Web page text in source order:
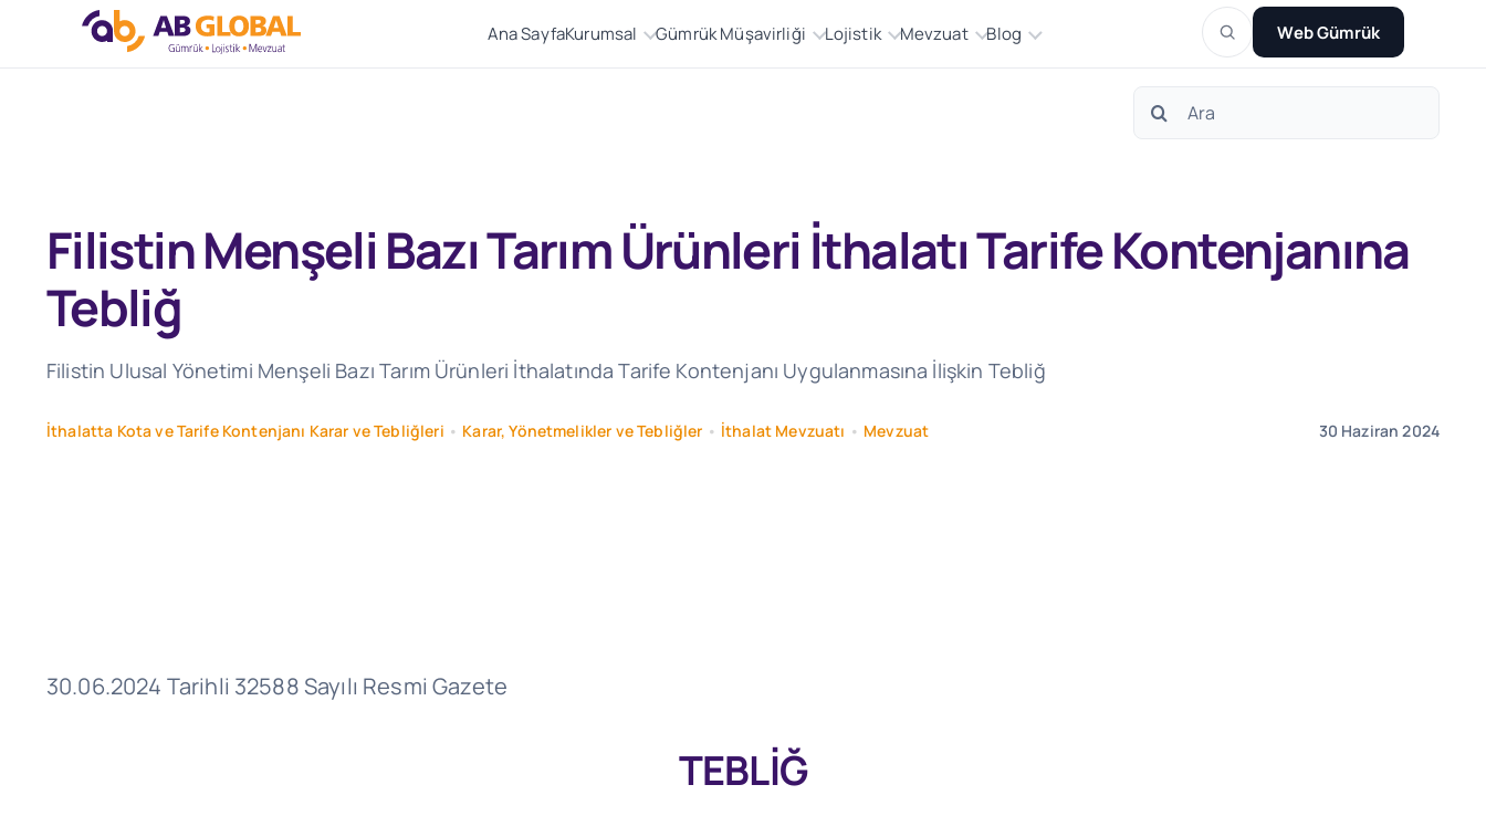
Ana SayfaKurumsal Gümrük Müşavirliği Lojistik Mevzuat Blog Web Gümrük
Search
Filistin Menşeli Bazı Tarım Ürünleri İthalatı Tarife Kontenjanına
Tebliğ
Filistin Ulusal Yönetimi Menşeli Bazı Tarım Ürünleri İthalatında Tarife Kontenjanı Uygulanmasına İlişkin Tebliğ
İthalatta Kota ve Tarife Kontenjanı Karar ve Tebliğleri • Karar, Yönetmelikler ve Tebliğler • İthalat Mevzuatı • Mevzuat 30 Haziran 2024
30.06.2024 Tarihli 32588 Sayılı Resmi Gazete
TEBLİĞ